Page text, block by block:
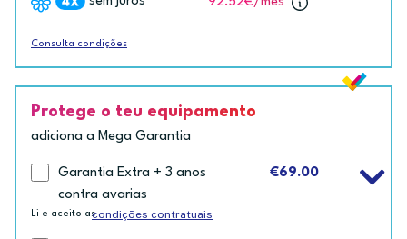
Consulta condições
Protege o teu equipamento
adiciona a Mega Garantia
Garantia Extra + 3 anos
contra avarias
€69.00
Li e aceito ascondições contratuais